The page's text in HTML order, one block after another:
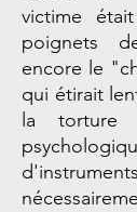
victime
poignets
encore le
qui étirait
la torture